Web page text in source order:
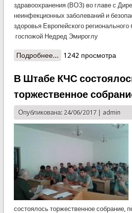
здравоохранения (ВОЗ) во главе с
неинфекционных заболеваний и
здоровья Европейского
госпожой Недред Эмироглу
Подробнее... о Делегация ВОЗ
1242 просмотра
В Штабе КЧС
торжественное
Опубликована: 24/06/2017 | admin
состоялось торжественное собрание,